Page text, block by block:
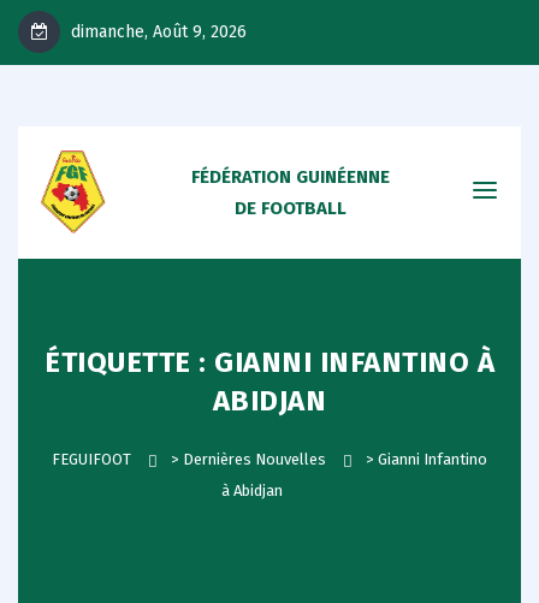
dimanche, Août 9, 2026
FÉDÉRATION GUINÉENNE
DE FOOTBALL
ÉTIQUETTE : GIANNI INFANTINO À
ABIDJAN
FEGUIFOOT > Dernières Nouvelles > Gianni Infantino
à Abidjan